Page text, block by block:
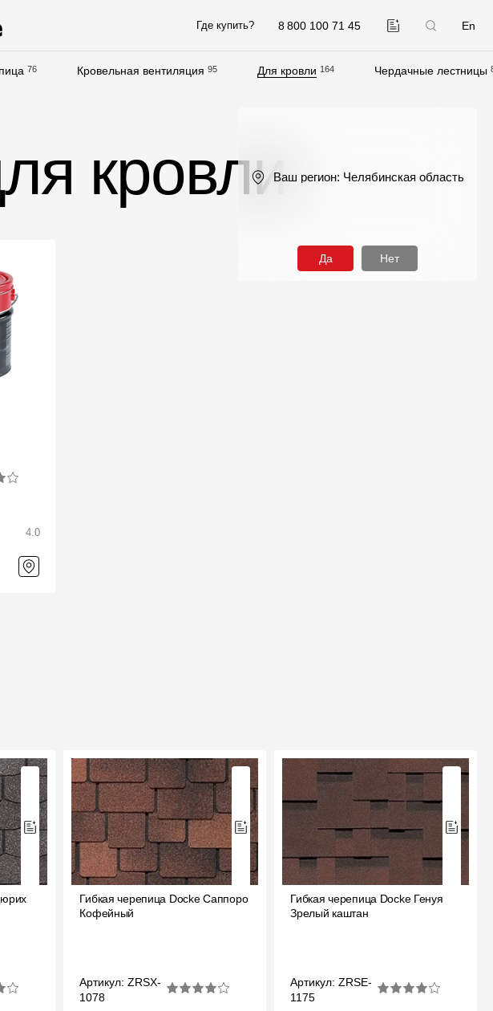
8 800 100 71 45 En
Где купить?
76 Кровельная вентиляция 95 Для кровли 164 Чердачные лестницы
монтажу Контакты
Контроль качества кровли
Отправка рекламации
кровли
4.0
Гибкая черепица Docke Саппоро
Кофейный
Артикул: ZRSX-
1078
Гибкая черепица Docke Генуя
Зрелый каштан
Артикул: ZRSE-
1175
Ваш регион: Челябинская область
Да Нет